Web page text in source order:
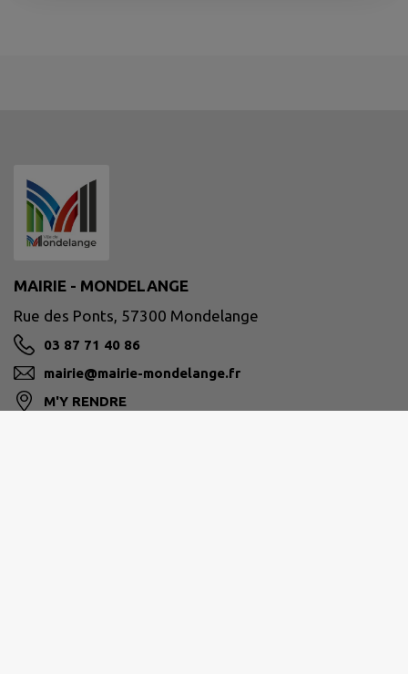
MAIRIE - MONDELANGE
Rue des Ponts, 57300 Mondelange
03 87 71 40 86
mairie@mairie-mondelange.fr
M'Y RENDRE